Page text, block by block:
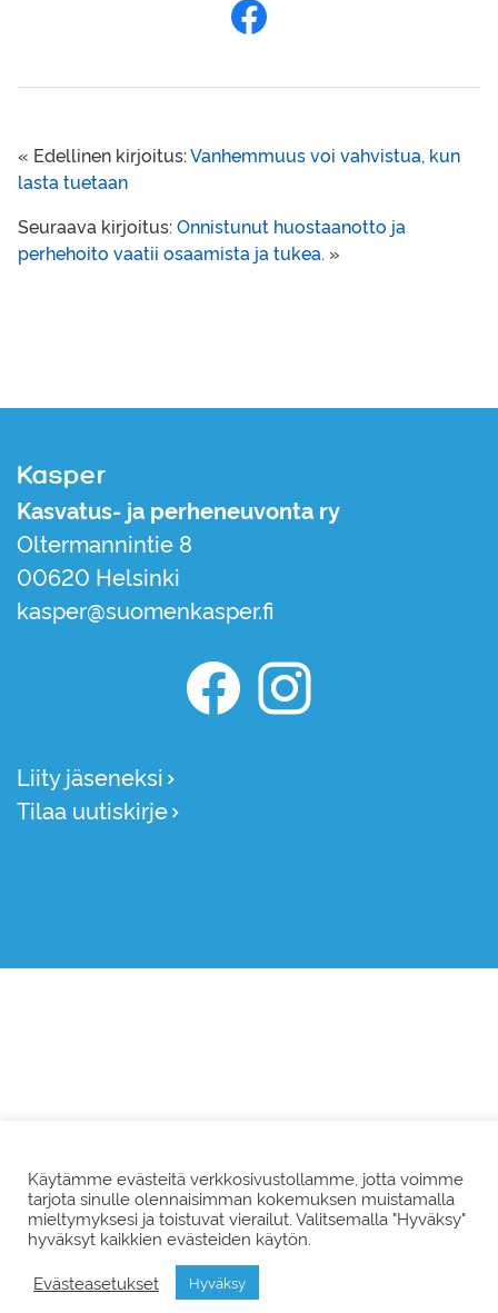
« Edellinen kirjoitus:Vanhemmuus voi vahvistua, kun
lasta tuetaan
Seuraava kirjoitus:Onnistunut huostaanotto ja
perhehoito vaatii osaamista ja tukea. »
Kasper
Kasvatus- ja perheneuvonta ry
Oltermannintie 8
00620 Helsinki
kasper@suomenkasper.fi
Liity jäseneksi
Tilaa uutiskirje
Käytämme evästeitä verkkosivustollamme, jotta voimme
tarjota sinulle olennaisimman kokemuksen muistamalla
mieltymyksesi ja toistuvat vierailut. Valitsemalla "Hyväksy"
hyväksyt kaikkien evästeiden käytön.
Evästeasetukset
Hyväksy